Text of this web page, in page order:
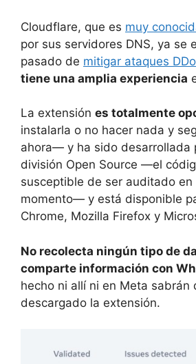
Cloudflare, que es muy
por sus servidores DNS, ya se
pasado de mitigar ataques
tiene una amplia experiencia
La extensión es totalmente
instalarla o no hacer nada y
ahora— y ha sido desarrollada
división Open Source —el
susceptible de ser auditado en
momento— y está disponible
Chrome, Mozilla Firefox y
No recolecta ningún tipo de
comparte información con
hecho ni allí ni en Meta sabrán
descargado la extensión.